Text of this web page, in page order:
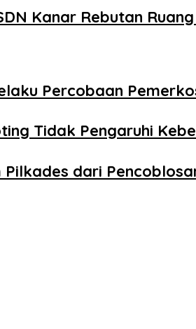
Kanar Rebutan
Percobaan
Tidak Pengaruhi
Pilkades dari